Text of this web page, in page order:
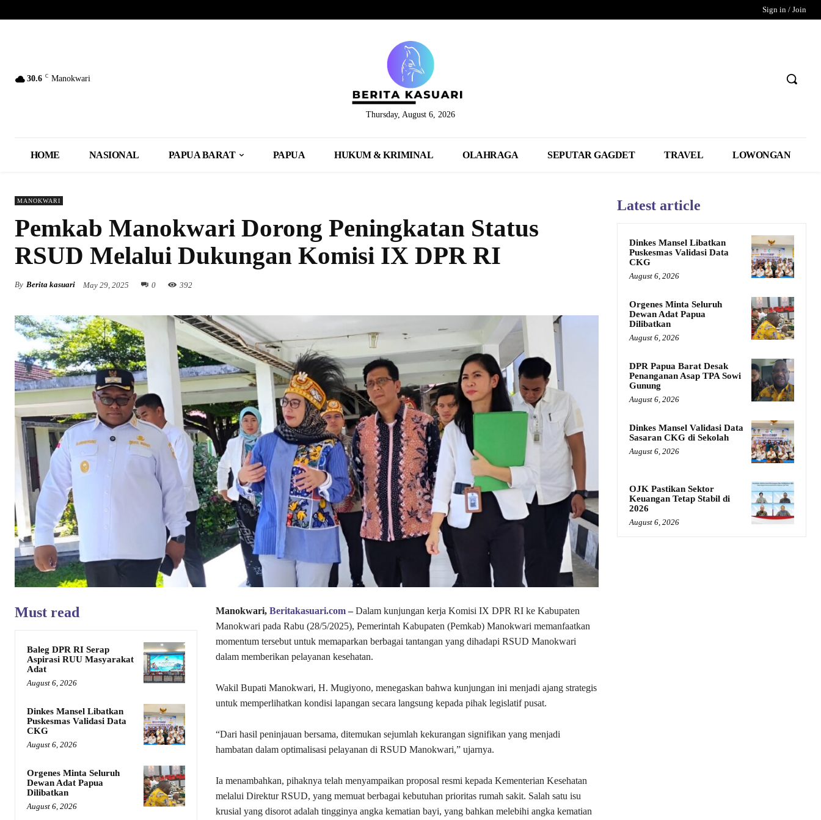
Sign in / Join
30.6 C Manokwari
Thursday, August 6, 2026
HOME NASIONAL PAPUA BARAT PAPUA HUKUM & KRIMINAL OLAHRAGA SEPUTAR GAGDET TRAVEL LOWONGAN
MANOKWARI
Pemkab Manokwari Dorong Peningkatan Status
RSUD Melalui Dukungan Komisi IX DPR RI
By Berita kasuari May 29, 2025 0 392
Must read
Baleg DPR RI Serap
Aspirasi RUU Masyarakat
Adat
August 6, 2026
Dinkes Mansel Libatkan
Puskesmas Validasi Data
CKG
August 6, 2026
Orgenes Minta Seluruh
Dewan Adat Papua
Dilibatkan
August 6, 2026
Manokwari, Beritakasuari.com–Dalam kunjungan kerja Komisi IX DPR RI ke Kabupaten
Manokwari pada Rabu (28/5/2025), Pemerintah Kabupaten (Pemkab) Manokwari memanfaatkan
momentum tersebut untuk memaparkan berbagai tantangan yang dihadapi RSUD Manokwari
dalam memberikan pelayanan kesehatan.
Wakil Bupati Manokwari, H. Mugiyono, menegaskan bahwa kunjungan ini menjadi ajang strategis
untuk memperlihatkan kondisi lapangan secara langsung kepada pihak legislatif pusat.
“Dari hasil peninjauan bersama, ditemukan sejumlah kekurangan signifikan yang menjadi
hambatan dalam optimalisasi pelayanan di RSUD Manokwari,” ujarnya.
Ia menambahkan, pihaknya telah menyampaikan proposal resmi kepada Kementerian Kesehatan
melalui Direktur RSUD, yang memuat berbagai kebutuhan prioritas rumah sakit. Salah satu isu
krusial yang disorot adalah tingginya angka kematian bayi, yang bahkan melebihi angka kematian
Latest article
Dinkes Mansel Libatkan
Puskesmas Validasi Data
CKG
August 6, 2026
Orgenes Minta Seluruh
Dewan Adat Papua
Dilibatkan
August 6, 2026
DPR Papua Barat Desak
Penanganan Asap TPA Sowi
Gunung
August 6, 2026
Dinkes Mansel Validasi Data
Sasaran CKG di Sekolah
August 6, 2026
OJK Pastikan Sektor
Keuangan Tetap Stabil di
2026
August 6, 2026